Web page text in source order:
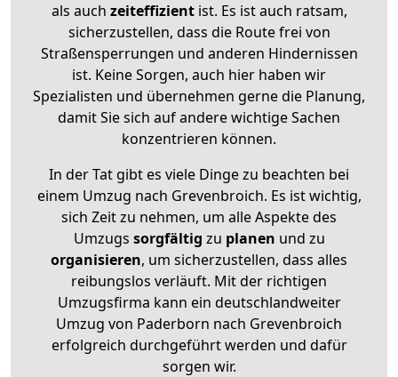
als auch zeiteffizientist. Es ist auch ratsam,
sicherzustellen, dass die Route frei von
Straßensperrungen und anderen Hindernissen
ist. Keine Sorgen, auch hier haben wir
Spezialisten und übernehmen gerne die Planung,
damit Sie sich auf andere wichtige Sachen
konzentrieren können.
In der Tat gibt es viele Dinge zu beachten bei
einem Umzug nach Grevenbroich. Es ist wichtig,
sich Zeit zu nehmen, um alle Aspekte des
Umzugs sorgfältig zu planen und zu
organisieren, um sicherzustellen, dass alles
reibungslos verläuft. Mit der richtigen
Umzugsfirma kann ein deutschlandweiter
Umzug von Paderborn nach Grevenbroich
erfolgreich durchgeführt werden und dafür
sorgen wir.